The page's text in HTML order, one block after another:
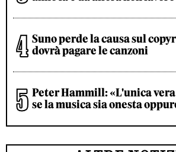
Suno perde la causa sul
dovrà pagare le canzoni
Peter Hammill: «L'unica
se la musica sia onesta